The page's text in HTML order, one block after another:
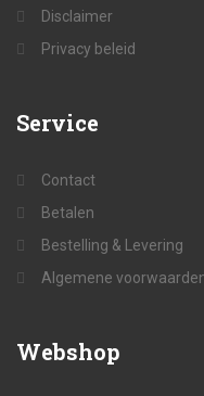
Disclaimer
Privacy beleid
Service
Contact
Betalen
Bestelling & Levering
Algemene
Webshop